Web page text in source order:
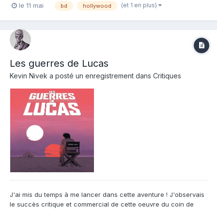
Los Angeles, 1963. Un détective privé qui ressemble comme
le 11 mai bd hollywood (et 1 en plus)
Les guerres de Lucas
Kevin Nivek a posté un enregistrement dans Critiques
J'ai mis du temps à me lancer dans cette aventure ! J'observais
le succès critique et commercial de cette oeuvre du coin de